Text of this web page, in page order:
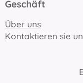
Geschäft
Über uns
Kontaktieren sie